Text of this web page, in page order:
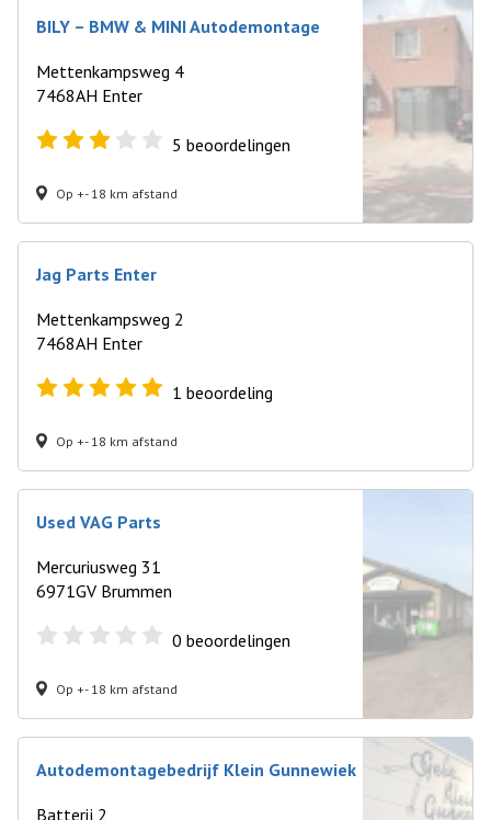
BILY – BMW & MINI Autodemontage
Mettenkampsweg 4
7468AH Enter
5 beoordelingen
Op +- 18 km afstand
Jag Parts Enter
Mettenkampsweg 2
7468AH Enter
1 beoordeling
Op +- 18 km afstand
Used VAG Parts
Mercuriusweg 31
6971GV Brummen
0 beoordelingen
Op +- 18 km afstand
Autodemontagebedrijf Klein Gunnewiek
Batterij 2